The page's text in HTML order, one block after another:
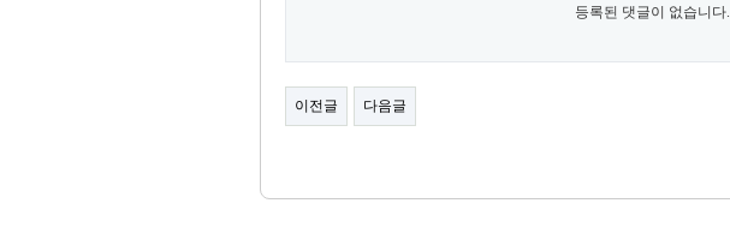
등록된 댓글이 없습니다.
이전글 다음글